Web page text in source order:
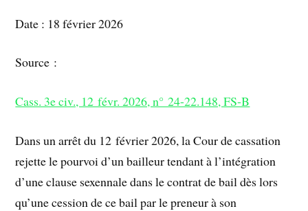
Date : 18 février 2026
Source :
Cass. 3e civ., 12 févr. 2026, n° 24-22.148, FS-B
Dans un arrêt du 12 février 2026, la Cour de cassation
rejette le pourvoi d’un bailleur tendant à l’intégration
d’une clause sexennale dans le contrat de bail dès lors
qu’une cession de ce bail par le preneur à son